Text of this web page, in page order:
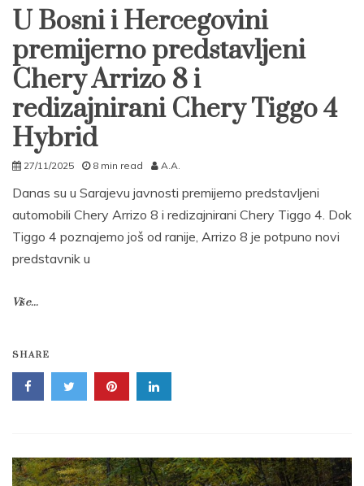
U Bosni i Hercegovini
premijerno predstavljeni
Chery Arrizo 8 i
redizajnirani Chery Tiggo 4
Hybrid
27/11/2025 8 min read A.A.
Danas su u Sarajevu javnosti premijerno predstavljeni
automobili Chery Arrizo 8 i redizajnirani Chery Tiggo 4. Dok
Tiggo 4 poznajemo još od ranije, Arrizo 8 je potpuno novi
predstavnik u
Više...
SHARE